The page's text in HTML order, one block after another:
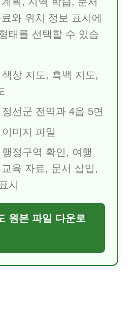
와 위치 정보 표시에
태를 선택할 수 있습
색상 지도, 흑백 지도,
정선군 전역과 4읍 5면
이미지 파일
행정구역 확인, 여행
육 자료, 문서 삽입,
시
원본 파일 다운로